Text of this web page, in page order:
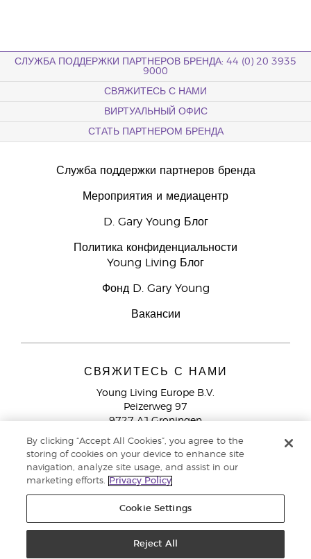
СЛУЖБА ПОДДЕРЖКИ ПАРТНЕРОВ БРЕНДА: 44 (0) 20 3935
9000
СВЯЖИТЕСЬ С НАМИ
ВИРТУАЛЬНЫЙ ОФИС
СТАТЬ ПАРТНЕРОМ БРЕНДА
Служба поддержки партнеров бренда
Мероприятия и медиацентр
D. Gary Young Блог
Политика конфиденциальности
Young Living Блог
Фонд D. Gary Young
Вакансии
СВЯЖИТЕСЬ С НАМИ
Young Living Europe B.V.
Peizerweg 97
9727 AJ Groningen
Netherlands
Служба поддержки партнеров бренда+44 (0) 20 3935
9000
© Young Living Essential Oils 2021 |Политика конфиденциальности
By clicking “Accept All Cookies”, you agree to the
storing of cookies on your device to enhance site
navigation, analyze site usage, and assist in our
marketing efforts.
Privacy Policy
Cookie Settings
Reject All